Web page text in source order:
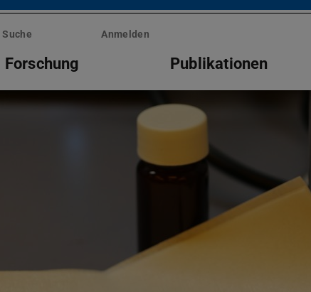
Suche Anmelden
Forschung Publikationen